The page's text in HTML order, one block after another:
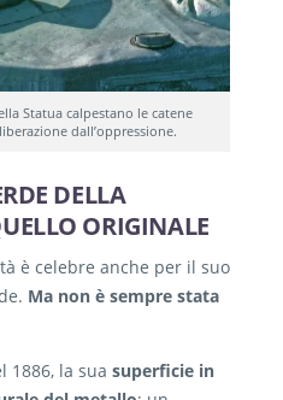
Statua calpestano le catene
dall’oppressione.
DELLA
ORIGINALE
è celebre anche per il suo
Ma non è sempre stata
1886, la sua superficie in